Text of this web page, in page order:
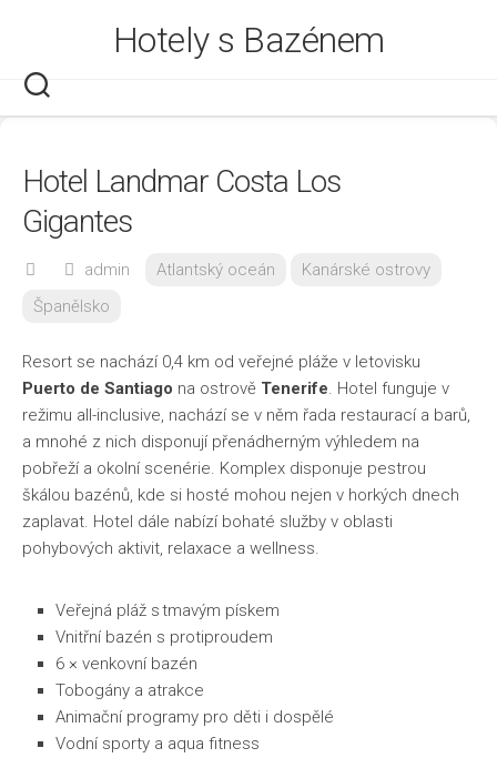
Hotely s Bazénem
Hotel Landmar Costa Los
Gigantes
admin Atlantský oceán
Kanárské ostrovy
Španělsko
Resort se nachází 0,4 km od veřejné pláže v letovisku
Puerto de Santiago na ostrově Tenerife. Hotel funguje v
režimu all-inclusive, nachází se v něm řada restaurací a barů,
a mnohé z nich disponují přenádherným výhledem na
pobřeží a okolní scenérie. Komplex disponuje pestrou
škálou bazénů, kde si hosté mohou nejen v horkých dnech
zaplavat. Hotel dále nabízí bohaté služby v oblasti
pohybových aktivit, relaxace a wellness.
Veřejná pláž s tmavým pískem
Vnitřní bazén s protiproudem
6 × venkovní bazén
Tobogány a atrakce
Animační programy pro děti i dospělé
Vodní sporty a aqua fitness